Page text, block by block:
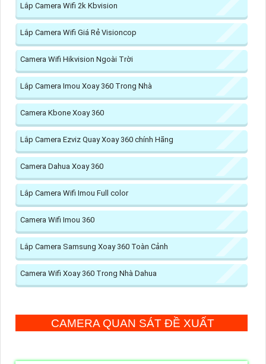
Lắp Camera Wifi 2k Kbvision
Lắp Camera Wifi Giá Rẻ Visioncop
Camera Wifi Hikvision Ngoài Trời
Lắp Camera Imou Xoay 360 Trong Nhà
Camera Kbone Xoay 360
Lắp Camera Ezviz Quay Xoay 360 chính Hãng
Camera Dahua Xoay 360
Lắp Camera Wifi Imou Full color
Camera Wifi Imou 360
Lắp Camera Samsung Xoay 360 Toàn Cảnh
Camera Wifi Xoay 360 Trong Nhà Dahua
CAMERA QUAN SÁT ĐỀ XUẤT